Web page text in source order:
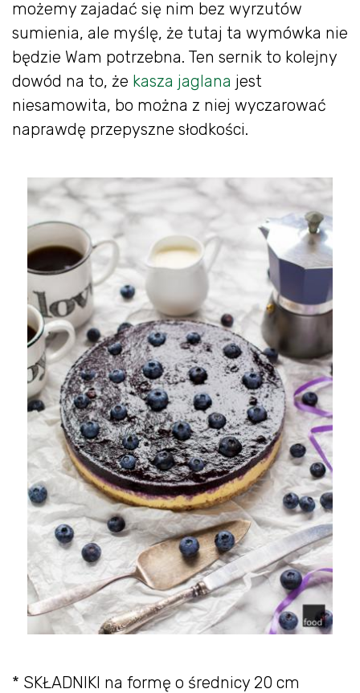
możemy zajadać się nim bez wyrzutów
sumienia, ale myślę, że tutaj ta wymówka nie
będzie Wam potrzebna. Ten sernik to kolejny
dowód na to, że kasza jaglana jest
niesamowita, bo można z niej wyczarować
naprawdę przepyszne słodkości.
* SKŁADNIKI na formę o średnicy 20 cm